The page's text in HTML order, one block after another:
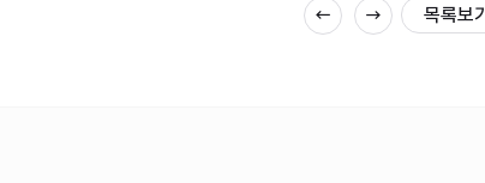
목록보기